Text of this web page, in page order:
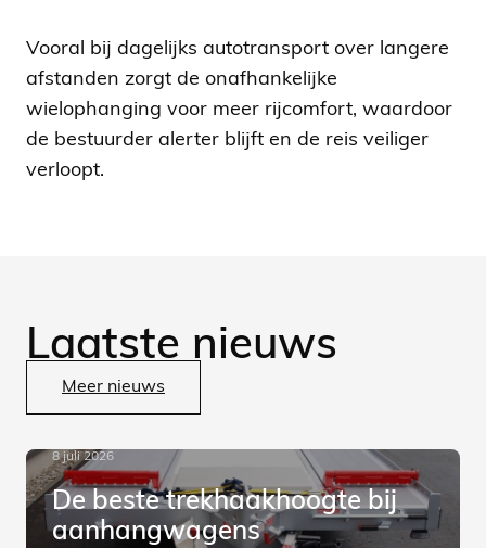
Vooral bij dagelijks autotransport over langere
afstanden zorgt de onafhankelijke
wielophanging voor meer rijcomfort, waardoor
de bestuurder alerter blijft en de reis veiliger
verloopt.
Laatste nieuws
Meer nieuws
8 juli 2026
De beste trekhaakhoogte bij
aanhangwagens